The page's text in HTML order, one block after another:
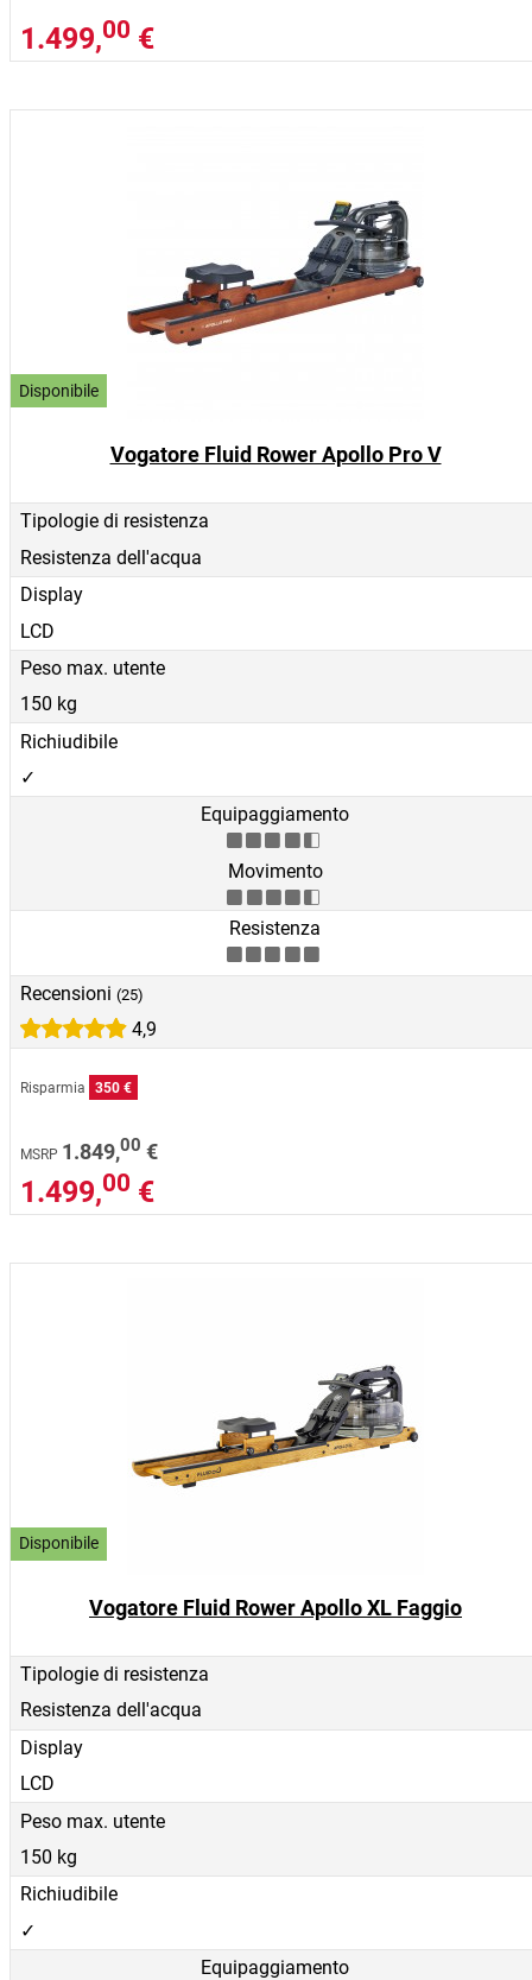
1.499,00 €
Disponibile
Vogatore Fluid Rower Apollo Pro V
Tipologie di resistenza
Resistenza dell'acqua
Display
LCD
Peso max. utente
150 kg
Richiudibile
✓
Equipaggiamento
Movimento
Resistenza
Recensioni (25)
4,9
Risparmia 350 €
MSRP 1.849,00 €
1.499,00 €
Disponibile
Vogatore Fluid Rower Apollo XL Faggio
Tipologie di resistenza
Resistenza dell'acqua
Display
LCD
Peso max. utente
150 kg
Richiudibile
✓
Equipaggiamento